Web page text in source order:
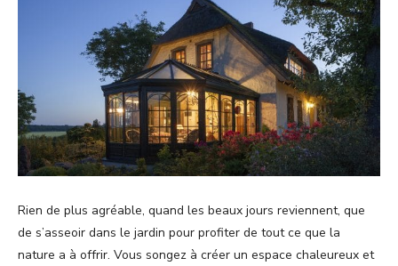
Rien de plus agréable, quand les beaux jours reviennent, que
de s’asseoir dans le jardin pour profiter de tout ce que la
nature a à offrir. Vous songez à créer un espace chaleureux et